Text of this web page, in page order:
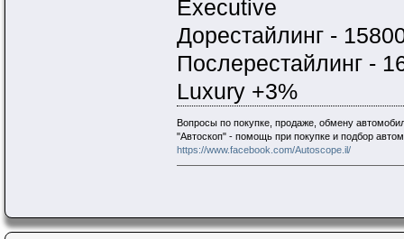
Executive
Дорестайлинг -
Послерестайлинг -
Luxury +3%
Вопросы по покупке, продаже, обмену
"Автоскоп" - помощь при покупке и подбор
https://www.facebook.com/Autoscope.il/